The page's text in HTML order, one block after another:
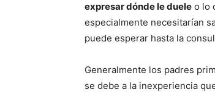
expresar dónde le duele o lo
especialmente necesitarían
puede esperar hasta la
Generalmente los padres
se debe a la inexperiencia